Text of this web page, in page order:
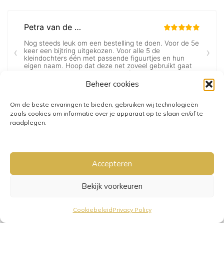
Beheer cookies
Om de beste ervaringen te bieden, gebruiken wij technologieën
zoals cookies om informatie over je apparaat op te slaan en/of te
raadplegen.
Accepteren
Bekijk voorkeuren
CookiebeleidPrivacy Policy
GRATIS VERZENDING VANAF €25,-• VERZENDKOSTEN NL €3,95-